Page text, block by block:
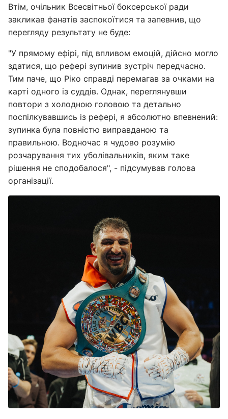
Втім, очільник Всесвітньої боксерської ради
закликав фанатів заспокоїтися та запевнив, що
перегляду результату не буде:
"У прямому ефірі, під впливом емоцій, дійсно могло
здатися, що рефері зупинив зустріч передчасно.
Тим паче, що Ріко справді перемагав за очками на
карті одного із суддів. Однак, переглянувши
повтори з холодною головою та детально
поспілкувавшись із рефері, я абсолютно впевнений:
зупинка була повністю виправданою та
правильною. Водночас я чудово розумію
розчарування тих уболівальників, яким таке
рішення не сподобалося", - підсумував голова
організації.